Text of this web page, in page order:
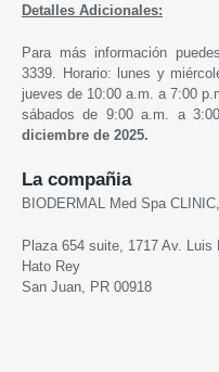
Detalles Adicionales:
Para más información
3339. Horario: lunes y
jueves de 10:00 a.m. a 7:00
sábados de 9:00 a.m. a
diciembre de 2025.
La compañia
BIODERMAL Med Spa
Plaza 654 suite, 1717 Av. Luis
Hato Rey
San Juan, PR 00918